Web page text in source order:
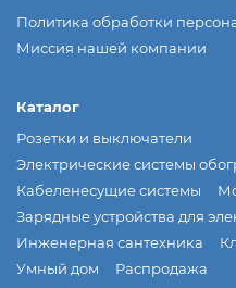
Политика обработки
Миссия нашей компании
Каталог
Розетки и выключатели
Электрические системы
Кабеленесущие системы
Зарядные устройства для
Инженерная сантехника
Умный дом
Распродажа